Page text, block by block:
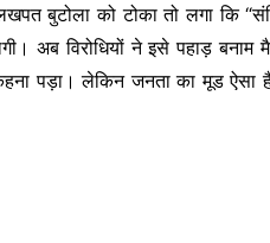
बुटोला को टोका तो लगा कि
अब विरोधियों ने इसे पहाड़ बनाम
पड़ा। लेकिन जनता का मूड ऐसा